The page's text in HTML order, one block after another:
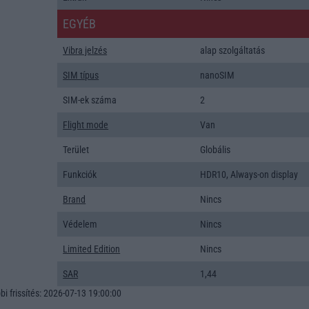
EGYÉB
Vibra jelzés alap szolgáltatás
SIM típus nanoSIM
SIM-ek száma 2
Flight mode Van
Terület Globális
Funkciók HDR10, Always-on display
Brand Nincs
Védelem Nincs
Limited Edition Nincs
SAR
1,44
frissítés: 2026-07-13 19:00:00